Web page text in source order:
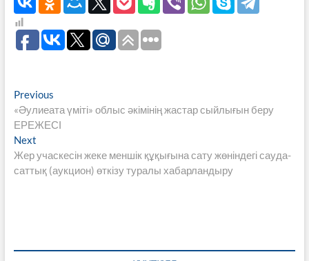
Навигация
по
записям
PreviousPrevious
post:
«Әулиеата үміті» облыс әкімінің жастар сыйлығын беру
ЕРЕЖЕСІ
NextNext
post:
Жер учаскесін жеке меншік құқығына сату жөніндегі сауда-
саттық (аукцион) өткізу туралы хабарландыру